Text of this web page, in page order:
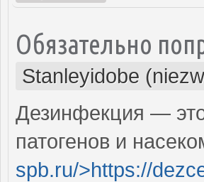
Обязательно
Stanleyidobe
Дезинфекция —
патогенов и
spb.ru/>https://